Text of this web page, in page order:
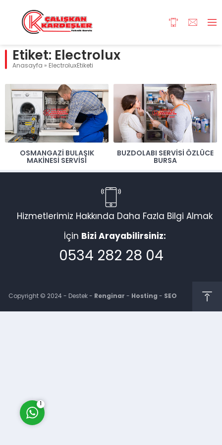
Etiket: Electrolux
Anasayfa » ElectroluxEtiketi
OSMANGAZI BULAŞIK
MAKINESI SERVISI
BUZDOLABI SERVISI ÖZLÜCE
BURSA
Hizmetlerimiz Hakkında Daha Fazla Bilgi Almak
İçin Bizi Arayabilirsiniz:
0534 282 28 04
Copyright © 2024 - Destek - Renginar - Hosting - SEO